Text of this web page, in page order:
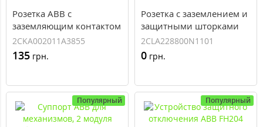
Розетка ABB с
заземляющим контактом
самозажимная Basic 55
белая 20 EUC-94-507
(2CKA002011A3855)
2CKA002011A3855
135 грн.
Розетка с заземлением и
защитными шторками
ABB 16А, 250В N2288 BL
2мод. белый Zenit
(2CLA228800N1101)
2CLA228800N1101
0 грн.
Популярный Популярный